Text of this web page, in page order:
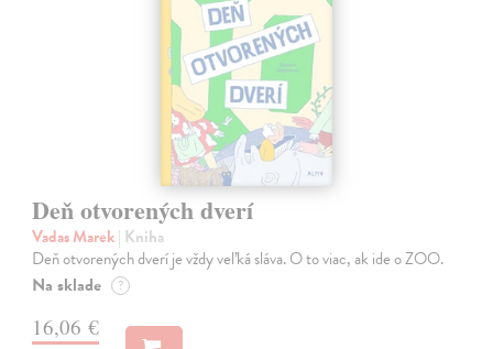
Deň otvorených dverí
Vadas Marek| Kniha
Deň otvorených dverí je vždy veľká sláva. O to viac, ak ide o ZOO.
Na sklade ?
16,06 €